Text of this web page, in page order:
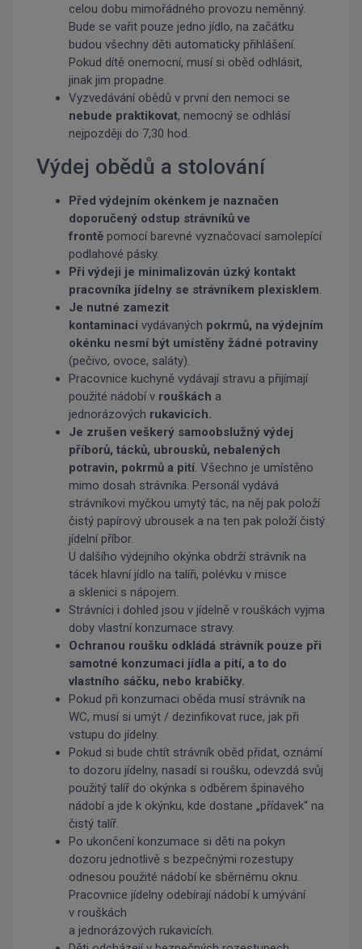
celou dobu mimořádného provozu neměnný.
Bude se vařit pouze jedno jídlo, na začátku
budou všechny děti automaticky přihlášení.
Pokud dítě onemocní, musí si oběd odhlásit,
jinak jim propadne.
Vyzvedávání obědů v první den nemoci se
nebude praktikovat, nemocný se odhlásí
nejpozději do 7,30 hod.
Výdej obědů a stolování
Před výdejním okénkem je naznačen
doporučený odstup strávníků ve
frontě pomocí barevné vyznačovací samolepící
podlahové pásky.
Při výdeji je minimalizován úzký kontakt
pracovníka jídelny se strávníkem plexisklem.
Je nutné zamezit
kontaminaci vydávaných pokrmů, na výdejním
okénku nesmí být umístěny žádné potraviny
(pečivo, ovoce, saláty).
Pracovnice kuchyně vydávají stravu a přijímají
použité nádobí v rouškách a
jednorázových rukavicích.
Je zrušen veškerý samoobslužný výdej
příborů, tácků, ubrousků, nebalených
potravin, pokrmů a pití. Všechno je umístěno
mimo dosah strávníka. Personál vydává
strávníkovi myčkou umytý tác, na něj pak položí
čistý papírový ubrousek a na ten pak položí čistý
jídelní příbor.
U dalšího výdejního okýnka obdrží strávník na
tácek hlavní jídlo na talíři, polévku v misce
a sklenici s nápojem.
Strávníci i dohled jsou v jídelně v rouškách vyjma
doby vlastní konzumace stravy.
Ochranou roušku odkládá strávník pouze při
samotné konzumaci jídla a pití, a to do
vlastního sáčku, nebo krabičky.
Pokud při konzumaci oběda musí strávník na
WC, musí si umýt / dezinfikovat ruce, jak při
vstupu do jídelny.
Pokud si bude chtít strávník oběd přidat, oznámí
to dozoru jídelny, nasadí si roušku, odevzdá svůj
použitý talíř do okýnka s odběrem špinavého
nádobí a jde k okýnku, kde dostane „přídavek“ na
čistý talíř.
Po ukončení konzumace si děti na pokyn
dozoru jednotlivě s bezpečnými rozestupy
odnesou použité nádobí ke sběrnému oknu.
Pracovnice jídelny odebírají nádobí k umývání
v rouškách
a jednorázových rukavicích.